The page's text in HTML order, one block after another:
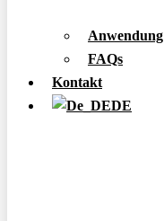
Anwendung
FAQs
Kontakt
DE